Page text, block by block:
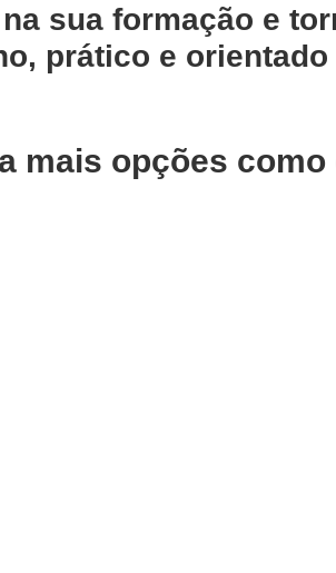
sua formação e
prático e
mais opções como